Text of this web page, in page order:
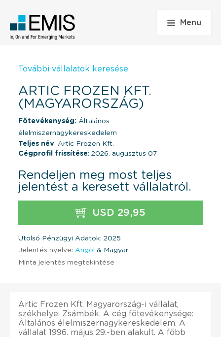
Menu
További vállalatok keresése
ARTIC FROZEN KFT.
(MAGYARORSZÁG)
Főtevékenység: Általános
élelmiszernagykereskedelem
Teljes név: Artic Frozen Kft.
Cégprofil frissítése: 2026. augusztus 07.
Rendeljen meg most teljes
jelentést a keresett vállalatról.
USD 29,95
Utolsó Pénzügyi Adatok: 2025
Jelentés nyelve: Angol & Magyar
Minta jelentés megtekintése
Artic Frozen Kft. Magyarország-i vállalat,
székhelye: Zsámbék. A cég főtevékenysége:
Általános élelmiszernagykereskedelem. A
vállalat 1996. május 29.-ben alakult. A főbb